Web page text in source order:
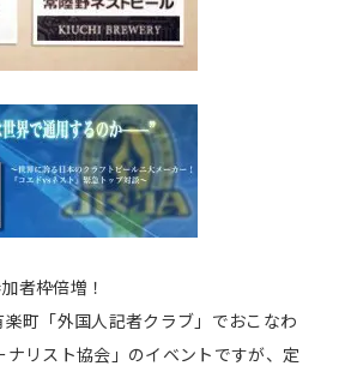
者枠倍増！
町「外国人記者クラブ」でおこなわ
ナリスト協会」のイベントですが、定